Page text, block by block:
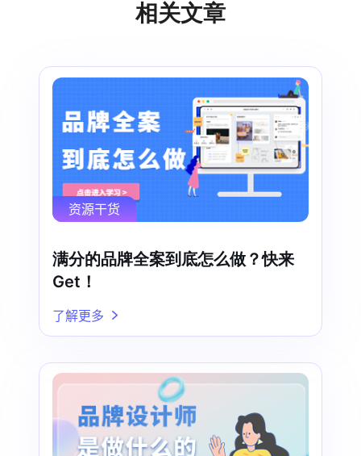
相关文章
资源干货
满分的品牌全案到底怎么做？快来
Get！
了解更多